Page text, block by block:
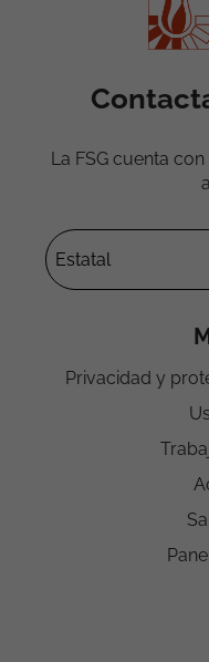
La FSG cuenta
Privacidad y